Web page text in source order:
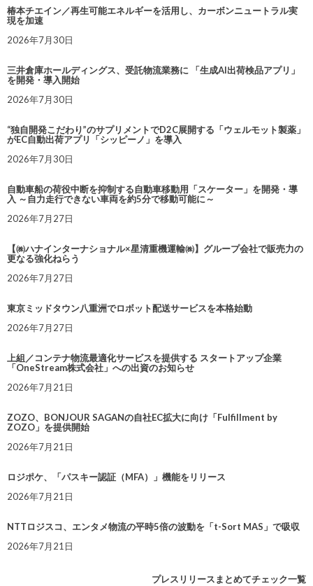
椿本チエイン／再生可能エネルギーを活用し、カーボンニュートラル実
現を加速
2026年7月30日
三井倉庫ホールディングス、受託物流業務に 「生成AI出荷検品アプリ」
を開発・導入開始
2026年7月30日
“独自開発こだわり”のサプリメントでD2C展開する「ウェルモット製薬」
がEC自動出荷アプリ「シッピーノ」を導入
2026年7月30日
自動車船の荷役中断を抑制する自動車移動用「スケーター」を開発・導
入 ～自力走行できない車両を約5分で移動可能に～
2026年7月27日
【㈱ハナインターナショナル×星清重機運輸㈱】グループ会社で販売力の
更なる強化ねらう
2026年7月27日
東京ミッドタウン八重洲でロボット配送サービスを本格始動
2026年7月27日
上組／コンテナ物流最適化サービスを提供する スタートアップ企業
「OneStream株式会社」への出資のお知らせ
2026年7月21日
ZOZO、BONJOUR SAGANの自社EC拡大に向け「Fulfillment by
ZOZO」を提供開始
2026年7月21日
ロジポケ、「パスキー認証（MFA）」機能をリリース
2026年7月21日
NTTロジスコ、エンタメ物流の平時5倍の波動を「t-Sort MAS」で吸収
2026年7月21日
プレスリリースまとめてチェック一覧